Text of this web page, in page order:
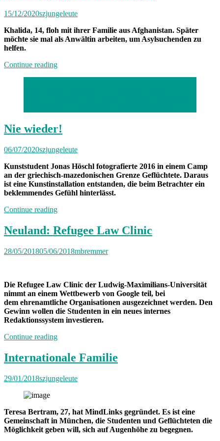
15/12/2020szjungeleute
Khalida, 14, floh mit ihrer Familie aus Afghanistan. Später
möchte sie mal als Anwältin arbeiten, um Asylsuchenden zu
helfen.
Continue reading„Die
Nie wieder!
06/07/2020szjungeleute
Kunststudent Jonas Höschl fotografierte 2016 in einem Camp
an der griechisch-mazedonischen Grenze Geflüchtete. Daraus
ist eine Kunstinstallation entstanden, die beim Betrachter ein
beklemmendes Gefühl hinterlässt.
Continue reading„Nie
Neuland: Refugee Law Clinic
28/05/201805/06/2018mbremmer
Die Refugee Law Clinic der Ludwig-Maximilians-Universität
nimmt an einem Wettbewerb von Google teil, bei
dem ehrenamtliche Organisationen ausgezeichnet werden. Den
Gewinn wollen die Studenten in ein neues internes
Redaktionssystem investieren.
Continue reading„Neuland:
Law
Clinic“
Internationale Familie
29/01/2018szjungeleute
Teresa Bertram, 27, hat MindLinks gegründet. Es ist eine
Gemeinschaft in München, die Studenten und Geflüchteten die
Möglichkeit geben will, sich auf Augenhöhe zu begegnen.